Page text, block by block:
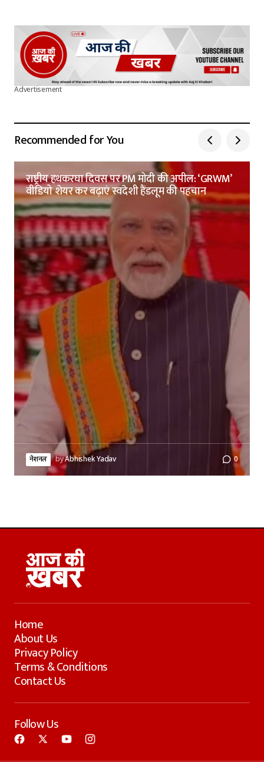
Advertisement
Recommended for You
राष्ट्रीय हथकरघा दिवस पर PM मोदी की अपील: ‘GRWM’
वीडियो शेयर कर बढ़ाएं स्वदेशी हैंडलूम की पहचान
नेशनल byAbhishek Yadav 0
Home
About Us
Privacy Policy
Terms & Conditions
Contact Us
Follow Us